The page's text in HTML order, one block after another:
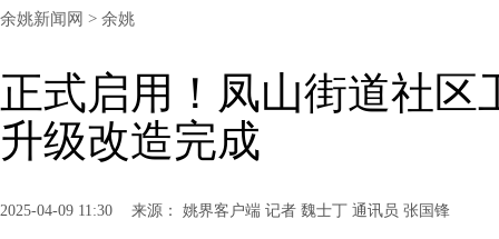
余姚新闻网 > 余姚
正式启用！凤山街道社区
升级改造完成
2025-04-09 11:30 来源： 姚界客户端 记者 魏士丁 通讯员 张国锋